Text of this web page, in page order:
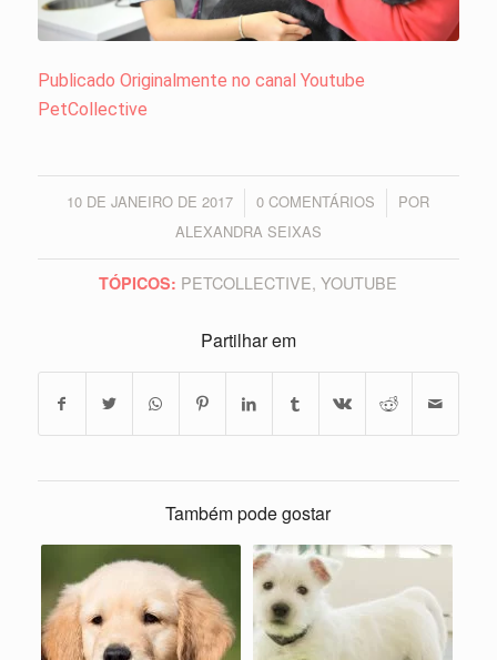
Publicado Originalmente no canal Youtube
PetCollective
10 DE JANEIRO DE 2017
/ 0 COMENTÁRIOS
/
POR
ALEXANDRA SEIXAS
TÓPICOS: PETCOLLECTIVE,YOUTUBE
Partilhar em
Também pode gostar